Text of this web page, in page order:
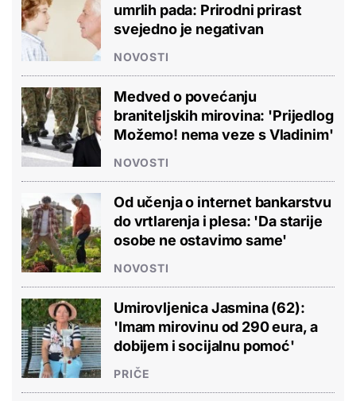
umrlih pada: Prirodni prirast
svejedno je negativan
NOVOSTI
Medved o povećanju
braniteljskih mirovina: 'Prijedlog
Možemo! nema veze s Vladinim'
NOVOSTI
Od učenja o internet bankarstvu
do vrtlarenja i plesa: 'Da starije
osobe ne ostavimo same'
NOVOSTI
Umirovljenica Jasmina (62):
'Imam mirovinu od 290 eura, a
dobijem i socijalnu pomoć'
PRIČE